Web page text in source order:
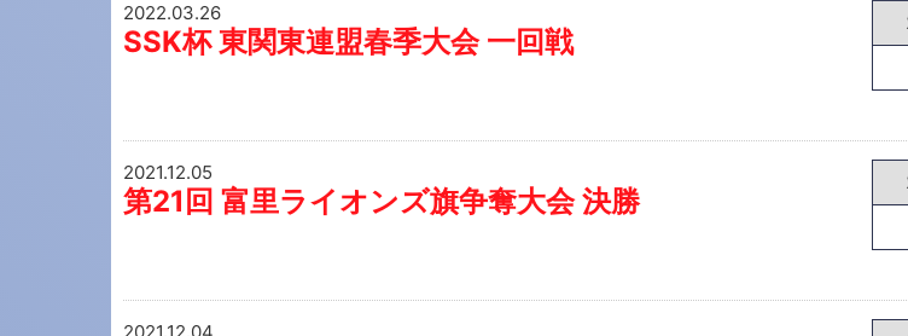
2022.03.26
SSK杯 東関東連盟春季大会 一回戦
2021.12.05
第21回 富里ライオンズ旗争奪大会 決勝